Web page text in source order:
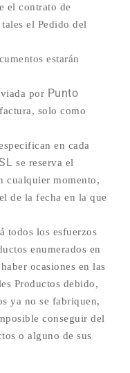
el contrato de
el Pedido del
estarán
por Punto
solo como
en cada
se reserva el
cualquier momento,
de la fecha en la que
todos los esfuerzos
enumerados en
ocasiones en las
Productos debido,
ya no se fabriquen,
conseguir del
o alguno de sus